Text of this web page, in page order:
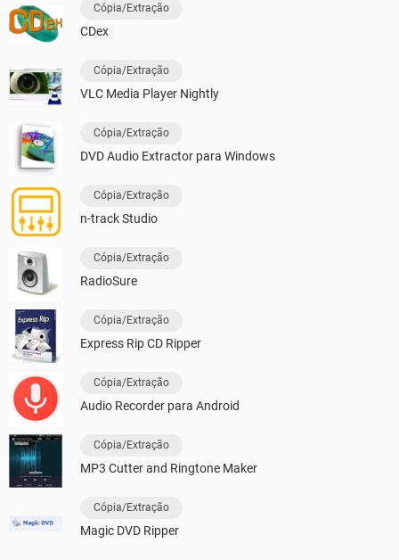
Cópia/Extração
CDex
Cópia/Extração
VLC Media Player Nightly
Cópia/Extração
DVD Audio Extractor para Windows
Cópia/Extração
n-track Studio
Cópia/Extração
RadioSure
Cópia/Extração
Express Rip CD Ripper
Cópia/Extração
Audio Recorder para Android
Cópia/Extração
MP3 Cutter and Ringtone Maker
Cópia/Extração
Magic DVD Ripper